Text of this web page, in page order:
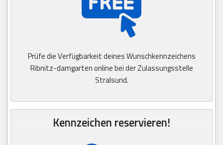
Prüfe die Verfügbarkeit deines Wunschkennzeichens
Ribnitz-damgarten online bei der Zulassungsstelle
Stralsund.
Kennzeichen reservieren!